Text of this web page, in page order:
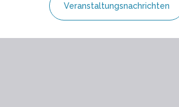
Veranstaltungsnachrichten